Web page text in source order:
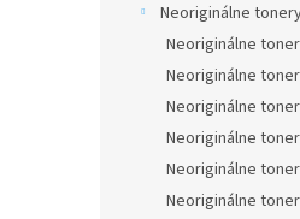
Neoriginálne
Neoriginálne
Neoriginálne
Neoriginálne
Neoriginálne
Neoriginálne
Neoriginálne